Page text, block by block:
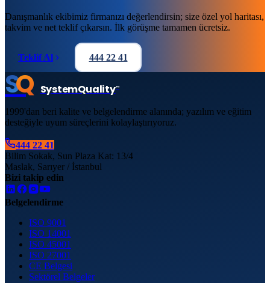
Danışmanlık ekibimiz firmanızı değerlendirsin; size özel yol haritası,
takvim ve net teklif çıkarsın. İlk görüşme tamamen ücretsiz.
Teklif Al 444 22 41
SQ SystemQuality™
1999'dan beri kalite ve belgelendirme alanında; yazılım ve eğitim
desteğiyle uyum süreçlerini kolaylaştırıyoruz.
444 22 41
Bilim Sokak, Sun Plaza Kat: 13/4
Maslak, Sarıyer / İstanbul
Bizi takip edin
Belgelendirme
ISO 9001
ISO 14001
ISO 45001
ISO 27001
CE Belgesi
Sektörel Belgeler